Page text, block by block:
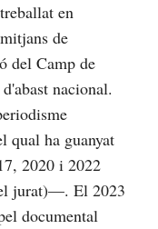
en
de
del Camp de
nacional.
qual ha guanyat
2020 i 2022
jurat)—. El 2023
documental